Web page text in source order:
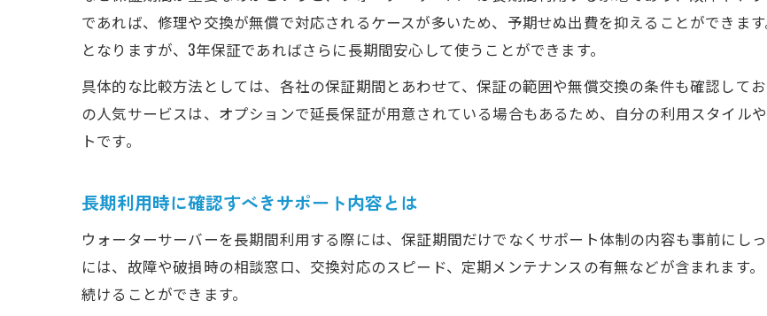
であれば、修理や交換が無償で対応されるケースが多いため、予期せぬ出費を抑えることができま
となりますが、3年保証であればさらに長期間安心して使うことができます。
具体的な比較方法としては、各社の保証期間とあわせて、保証の範囲や無償交換の条件も確認して
の人気サービスは、オプションで延長保証が用意されている場合もあるため、自分の利用スタイル
トです。
長期利用時に確認すべきサポート内容とは
ウォーターサーバーを長期間利用する際には、保証期間だけでなくサポート体制の内容も事前にし
には、故障や破損時の相談窓口、交換対応のスピード、定期メンテナンスの有無などが含まれます
続けることができます。